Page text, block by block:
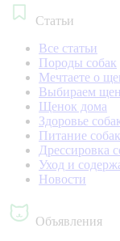
Статьи
Все статьи
Породы собак
Мечтаете о
Выбираем
Щенок дома
Здоровье
Питание собак
Дрессировка
Уход и
Новости
Объявления